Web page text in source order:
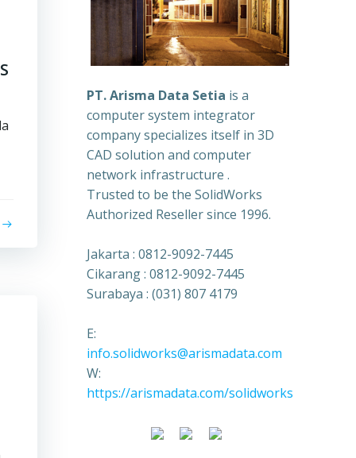
PT. Arisma Data Setia is a
computer system integrator
company specializes itself in 3D
CAD solution and computer
network infrastructure .
Trusted to be the SolidWorks
Authorized Reseller since 1996.
Jakarta : 0812-9092-7445
Cikarang : 0812-9092-7445
Surabaya : (031) 807 4179
E:
info.solidworks@arismadata.com
W:
https://arismadata.com/solidworks